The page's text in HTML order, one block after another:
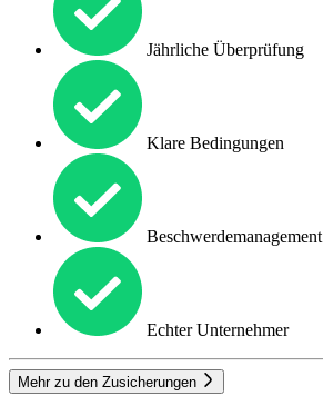
Jährliche Überprüfung
Klare Bedingungen
Beschwerdemanagement
Echter Unternehmer
Mehr zu den Zusicherungen